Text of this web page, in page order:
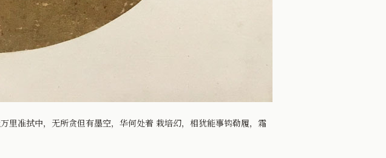
里准拭中，无所贪但有墨空，华何处着 栽培幻，相犹能事钩勒履，霜